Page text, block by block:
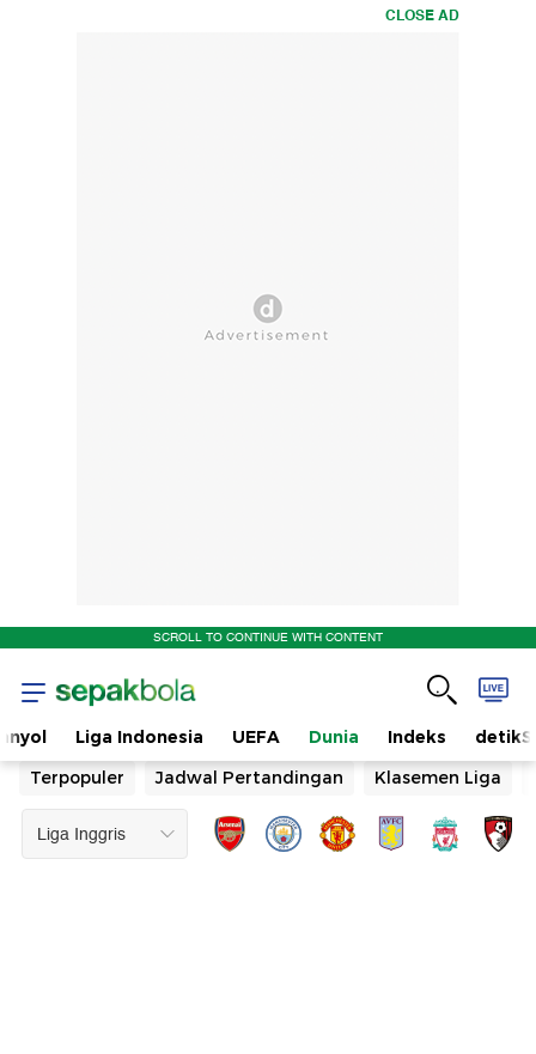
CLOSE AD
SCROLL TO CONTINUE WITH CONTENT
Liga Indonesia UEFA Dunia Indeks
Terpopuler
Jadwal Pertandingan Klasemen Liga